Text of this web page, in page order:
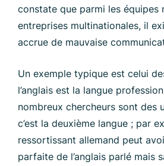
constate que parmi les équipes
entreprises multinationales, il
accrue de mauvaise
Un exemple typique est celui
l’anglais est la langue
nombreux chercheurs sont des
c’est la deuxième langue ; par
ressortissant allemand peut
parfaite de l’anglais parlé mais